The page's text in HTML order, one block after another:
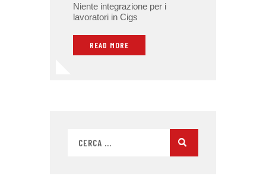
Niente integrazione per i
lavoratori in Cigs
READ MORE